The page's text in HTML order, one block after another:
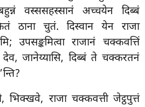
वस्ससहस्सानं अच्चयेन दिब्बं
ठाना चुतं. दिस्वान येन राजा
उपसङ्कमित्वा राजानं चक्कवत्तिं
जानेय्यासि, दिब्बं ते चक्करतनं
भिक्खवे, राजा चक्कवत्ती जेट्ठपुत्तं